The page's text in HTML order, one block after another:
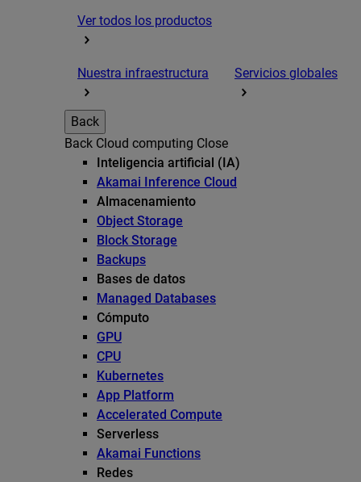
Ver todos los productos
Nuestra infraestructura Servicios globales
Back
Back Cloud computing Close
Inteligencia artificial (IA)
Akamai Inference Cloud
Almacenamiento
Object Storage
Block Storage
Backups
Bases de datos
Managed Databases
Cómputo
GPU
CPU
Kubernetes
App Platform
Accelerated Compute
Serverless
Akamai Functions
Redes